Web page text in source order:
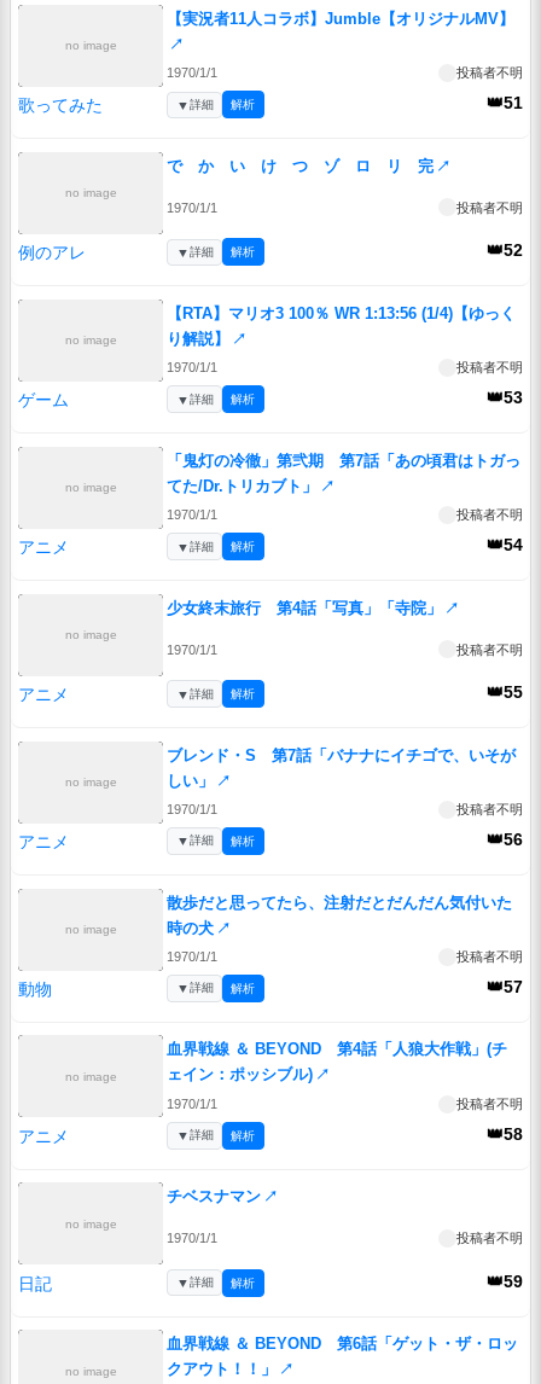
no image
【実況者11人コラボ】Jumble【オリジナルMV】
↗
1970/1/1 投稿者不明
歌ってみた 👑51
▼詳細 解析
no image
で か い け つ ゾ ロ リ 完 ↗
1970/1/1 投稿者不明
例のアレ 👑52
▼詳細 解析
no image
【RTA】マリオ3 100％ WR 1:13:56 (1/4)【ゆっく
り解説】
↗
1970/1/1 投稿者不明
ゲーム 👑53
▼詳細 解析
no image
「鬼灯の冷徹」第弐期 第7話「あの頃君はトガっ
てた/Dr.トリカブト」
↗
1970/1/1 投稿者不明
アニメ 👑54
▼詳細 解析
no image
少女終末旅行 第4話「写真」「寺院」 ↗
1970/1/1 投稿者不明
アニメ 👑55
▼詳細 解析
no image
ブレンド・S 第7話「バナナにイチゴで、いそが
しい」
↗
1970/1/1 投稿者不明
アニメ 👑56
▼詳細 解析
no image
散歩だと思ってたら、注射だとだんだん気付いた
時の犬 ↗
1970/1/1 投稿者不明
動物 👑57
▼詳細 解析
no image
血界戦線 ＆ BEYOND 第4話「人狼大作戦」(チ
ェイン：ポッシブル) ↗
1970/1/1 投稿者不明
アニメ 👑58
▼詳細 解析
no image
チベスナマン ↗
1970/1/1 投稿者不明
日記 👑59
▼詳細 解析
no image
血界戦線 ＆ BEYOND 第6話「ゲット・ザ・ロッ
クアウト！！」
↗